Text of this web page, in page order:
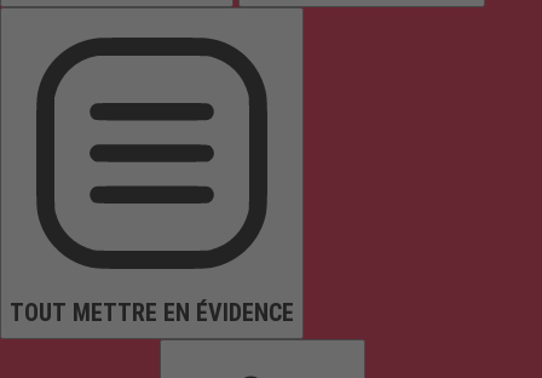
TOUT METTRE EN ÉVIDENCE